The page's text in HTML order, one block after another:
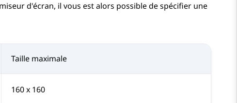
d'écran, il vous est alors possible de spécifier une
Taille maximale
160 x 160